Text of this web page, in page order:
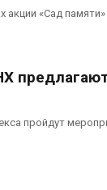
акции «Сад памяти»
пройдут